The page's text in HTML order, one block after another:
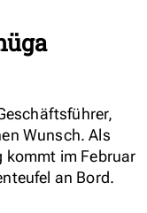
Wunsch. Als
kommt im Februar
an Bord.